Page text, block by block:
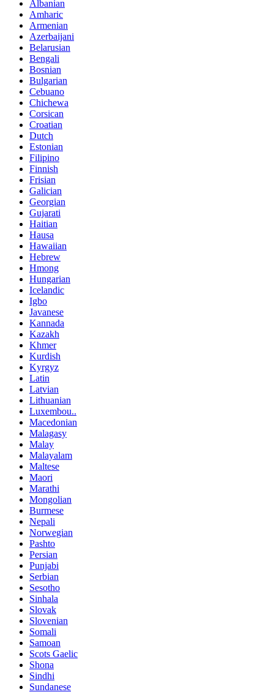
Albanian
Amharic
Armenian
Azerbaijani
Belarusian
Bengali
Bosnian
Bulgarian
Cebuano
Chichewa
Corsican
Croatian
Dutch
Estonian
Filipino
Finnish
Frisian
Galician
Georgian
Gujarati
Haitian
Hausa
Hawaiian
Hebrew
Hmong
Hungarian
Icelandic
Igbo
Javanese
Kannada
Kazakh
Khmer
Kurdish
Kyrgyz
Latin
Latvian
Lithuanian
Luxembou..
Macedonian
Malagasy
Malay
Malayalam
Maltese
Maori
Marathi
Mongolian
Burmese
Nepali
Norwegian
Pashto
Persian
Punjabi
Serbian
Sesotho
Sinhala
Slovak
Slovenian
Somali
Samoan
Scots Gaelic
Shona
Sindhi
Sundanese